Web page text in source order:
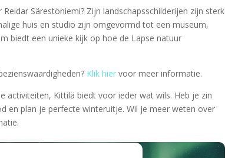
Särestöniemi? Zijn landschapsschilderijen zijn sterk
huis en studio zijn omgevormd tot een museum,
biedt een unieke kijk op hoe de Lapse natuur
Klik hiervoor meer informatie.
Kittilä biedt voor ieder wat wils. Heb je zin
en plan je perfecte winteruitje. Wil je meer weten over